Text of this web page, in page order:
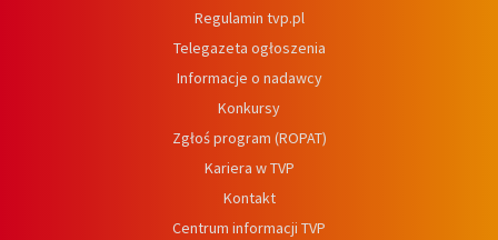
Regulamin tvp.pl
Telegazeta ogłoszenia
Informacje o nadawcy
Konkursy
Zgłoś program (ROPAT)
Kariera w TVP
Kontakt
Centrum informacji TVP